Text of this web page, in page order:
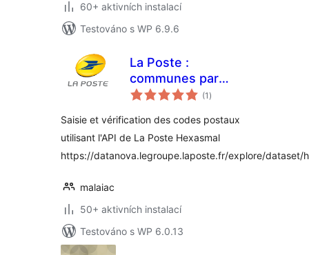
60+ aktivních instalací
Testováno s WP 6.9.6
La Poste :
communes par
codes postaux
(1 celkové
hodnocení
)
Saisie et vérification des codes postaux
utilisant l'API de La Poste Hexasmal
https://datanova.legroupe.laposte.fr/explore/dataset/
malaiac
50+ aktivních instalací
Testováno s WP 6.0.13